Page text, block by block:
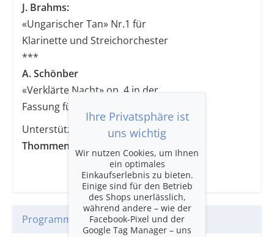
J. Brahms:
«Ungarischer Tan» Nr.1 für
Klarinette und Streichorchester
***
A. Schönber
«Verklärte Nacht» op. 4 in der
​​​​​​​Fassung für Streichorchester
Unterstützt durch:
Thommen Architektur I Immobilien
Programm
Ihre Privatsphäre ist
uns wichtig
Wir nutzen Cookies, um Ihnen
ein optimales
Einkaufserlebnis zu bieten.
Einige sind für den Betrieb
des Shops unerlässlich,
während andere – wie der
Facebook-Pixel und der
Google Tag Manager – uns